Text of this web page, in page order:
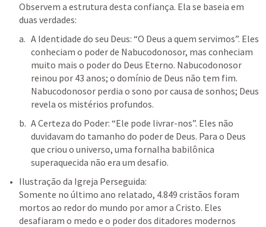
Observem a estrutura desta confiança. Ela se baseia em
duas verdades:
A Identidade do seu Deus: “O Deus a quem servimos”. Eles
conheciam o poder de Nabucodonosor, mas conheciam
muito mais o poder do Deus Eterno. Nabucodonosor
reinou por 43 anos; o domínio de Deus não tem fim.
Nabucodonosor perdia o sono por causa de sonhos; Deus
revela os mistérios profundos.
A Certeza do Poder: “Ele pode livrar-nos”. Eles não
duvidavam do tamanho do poder de Deus. Para o Deus
que criou o universo, uma fornalha babilônica
superaquecida não era um desafio.
Ilustração da Igreja Perseguida:
Somente no último ano relatado, 4.849 cristãos foram
mortos ao redor do mundo por amor a Cristo. Eles
desafiaram o medo e o poder dos ditadores modernos